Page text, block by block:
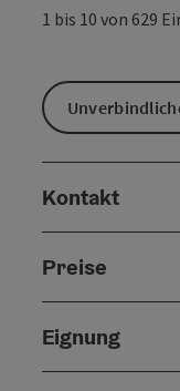
1 bis 10 von 629
Kontakt
Preise
Eignung